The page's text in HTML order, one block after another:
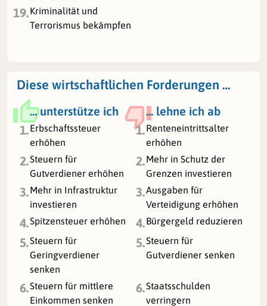
19.Kriminalität und
Terrorismus bekämpfen
Diese wirtschaftlichen Forderungen …
… unterstütze ich
… lehne ich ab
1.Erbschaftssteuer
erhöhen
1.Renteneintrittsalter
erhöhen
2.Steuern für
Gutverdiener erhöhen
2.Mehr in Schutz der
Grenzen investieren
3.Mehr in Infrastruktur
investieren
3.Ausgaben für
Verteidigung erhöhen
4.Spitzensteuer erhöhen 4.Bürgergeld reduzieren
5.Steuern für
Geringverdiener
senken
5.Steuern für
Gutverdiener senken
6.Steuern für mittlere
Einkommen senken
6.Staatsschulden
verringern